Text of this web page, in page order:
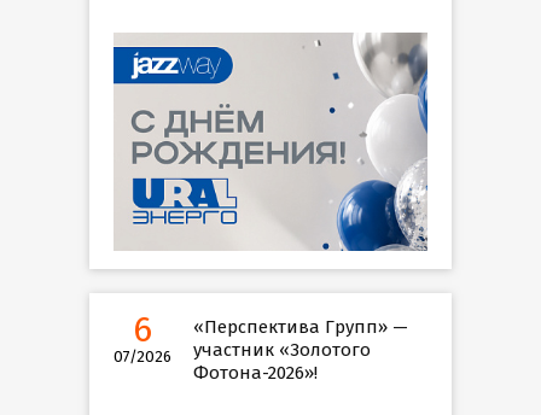
6
07/2026
«Перспектива Групп» —
участник «Золотого
Фотона-2026»!